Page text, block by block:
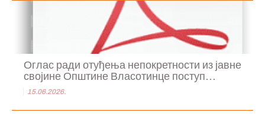
Оглас ради отуђења непокретности из јавне
својине Општине Власотинце поступ...
15.06.2026.